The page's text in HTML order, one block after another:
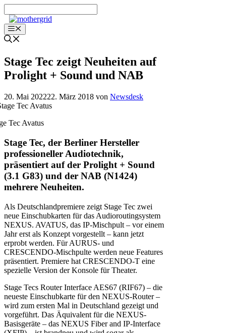
Inhalt
springenMenü
Stage Tec zeigt Neuheiten auf
Prolight + Sound und NAB
20. Mai 202222. März 2018 von Newsdesk
Tec Avatus
Stage Tec, der Berliner Hersteller
professioneller Audiotechnik,
präsentiert auf der Prolight + Sound
(3.1 G83) und der NAB (N1424)
mehrere Neuheiten.
Als Deutschlandpremiere zeigt Stage Tec zwei
neue Einschubkarten für das Audioroutingsystem
NEXUS. AVATUS, das IP-Mischpult – vor einem
Jahr erst als Konzept vorgestellt – kann jetzt
erprobt werden. Für AURUS- und
CRESCENDO-Mischpulte werden neue Features
präsentiert. Premiere hat CRESCENDO-T eine
spezielle Version der Konsole für Theater.
Stage Tecs Router Interface AES67 (RIF67) – die
neueste Einschubkarte für den NEXUS-Router –
wird zum ersten Mal in Deutschland gezeigt und
vorgeführt. Das Äquivalent für die NEXUS-
Basisgeräte – das NEXUS Fiber and IP-Interface